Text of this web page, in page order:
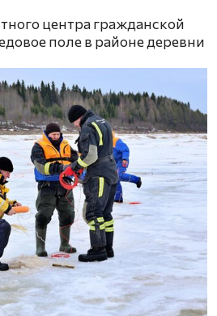
центра гражданской
поле в районе деревни